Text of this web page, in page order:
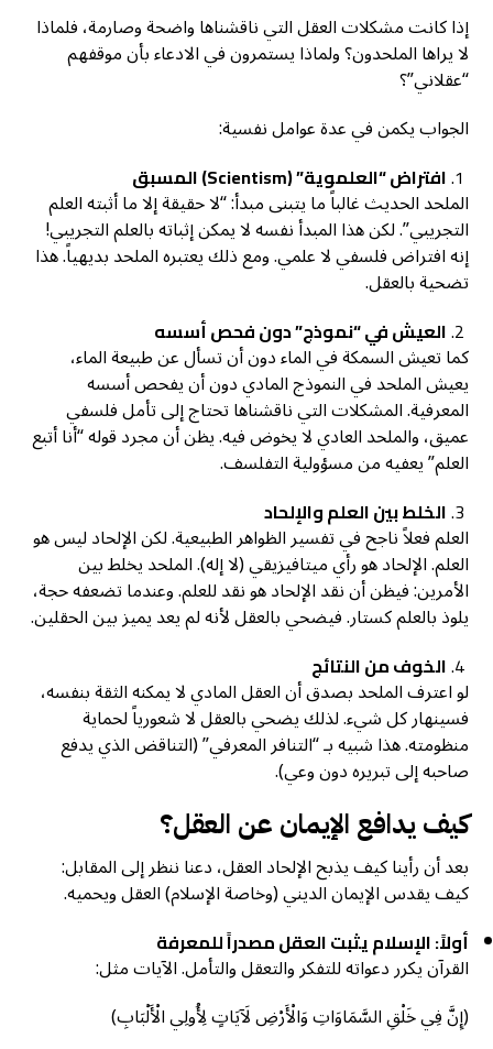
إذا كانت مشكلات العقل التي ناقشناها واضحة وصارمة، فلماذا
لا يراها الملحدون؟ ولماذا يستمرون في الادعاء بأن موقفهم
“عقلاني”؟
الجواب يكمن في عدة عوامل نفسية:
افتراض “العلموية” (Scientism) المسبق
الملحد الحديث غالباً ما يتبنى مبدأ: “لا حقيقة إلا ما أثبته العلم
التجريبي”. لكن هذا المبدأ نفسه لا يمكن إثباته بالعلم التجريبي!
إنه افتراض فلسفي لا علمي. ومع ذلك يعتبره الملحد بديهياً. هذا
تضحية بالعقل.
العيش في “نموذج” دون فحص أسسه
كما تعيش السمكة في الماء دون أن تسأل عن طبيعة الماء،
يعيش الملحد في النموذج المادي دون أن يفحص أسسه
المعرفية. المشكلات التي ناقشناها تحتاج إلى تأمل فلسفي
عميق، والملحد العادي لا يخوض فيه. يظن أن مجرد قوله “أنا أتبع
العلم” يعفيه من مسؤولية التفلسف.
الخلط بين العلم والإلحاد
العلم فعلاً ناجح في تفسير الظواهر الطبيعية. لكن الإلحاد ليس هو
العلم. الإلحاد هو رأي ميتافيزيقي (لا إله). الملحد يخلط بين
الأمرين: فيظن أن نقد الإلحاد هو نقد للعلم. وعندما تضعفه حجة،
يلوذ بالعلم كستار. فيضحي بالعقل لأنه لم يعد يميز بين الحقلين.
الخوف من النتائج
لو اعترف الملحد بصدق أن العقل المادي لا يمكنه الثقة بنفسه،
فسينهار كل شيء. لذلك يضحي بالعقل لا شعورياً لحماية
منظومته. هذا شبيه بـ “التنافر المعرفي” (التناقض الذي يدفع
صاحبه إلى تبريره دون وعي).
كيف يدافع الإيمان عن العقل؟
بعد أن رأينا كيف يذبح الإلحاد العقل، دعنا ننظر إلى المقابل:
كيف يقدس الإيمان الديني (وخاصة الإسلام) العقل ويحميه.
أولاً: الإسلام يثبت العقل مصدراً للمعرفة
القرآن يكرر دعواته للتفكر والتعقل والتأمل. الآيات مثل:
(إِنَّ فِي خَلْقِ السَّمَاوَاتِ وَالْأَرْضِ لَآيَاتٍ لِأُولِي الْأَلْبَابِ)